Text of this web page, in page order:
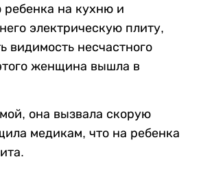
ребенка на кухню и
электрическую плиту,
видимость несчастного
женщина вышла в
она вызвала скорую
медикам, что на ребенка